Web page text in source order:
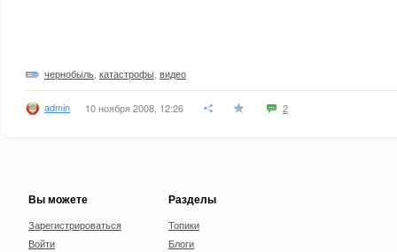
чернобыль катастрофы видео
admin 10 ноября 2008, 12:26 2
Вы можете
Зарегистрироваться
Войти
Разделы
Топики
Блоги